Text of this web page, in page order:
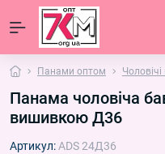
Панами оптом
Панама чоловіча
вишивкою Д36
Артикул:ADS 24Д36